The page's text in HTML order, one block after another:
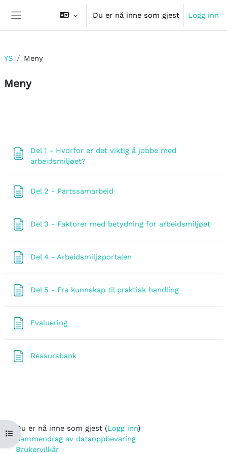
Du er nå inne som gjest Logg inn
Åpne kursindeks
YS Meny
Meny
Del 1 - Hvorfor er det viktig å jobbe med
arbeidsmiljøet?Side
Del 2 - Partssamarbeid
Del 3 - Faktorer med betydning for arbeidsmiljøetSide
Del 4 - Arbeidsmiljøportalen
Del 5 - Fra kunnskap til praktisk handlingSide
EvalueringSide
RessursbankSide
Du er nå inne som gjest (Logg inn)
Sammendrag av dataoppbevaring
Brukervilkår